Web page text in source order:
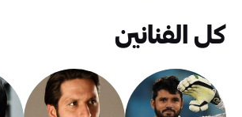
كل الفنانين